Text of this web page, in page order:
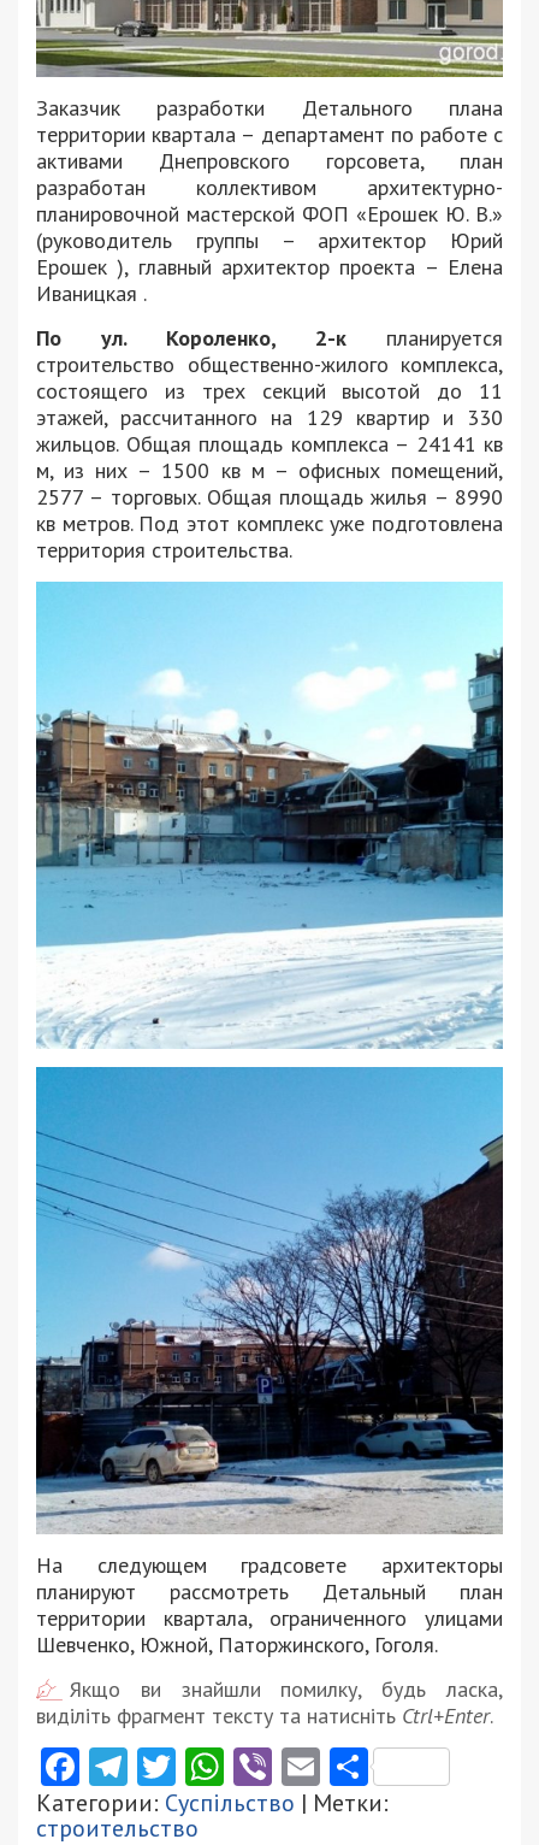
Заказчик разработки Детального плана
территории квартала – департамент по работе с
активами Днепровского горсовета, план
разработан коллективом архитектурно-
планировочной мастерской ФОП «Ерошек Ю. В.»
(руководитель группы – архитектор Юрий
Ерошек ), главный архитектор проекта – Елена
Иваницкая .
По ул. Короленко, 2-к планируется
строительство общественно-жилого комплекса,
состоящего из трех секций высотой до 11
этажей, рассчитанного на 129 квартир и 330
жильцов. Общая площадь комплекса – 24141 кв
м, из них – 1500 кв м – офисных помещений,
2577 – торговых. Общая площадь жилья – 8990
кв метров. Под этот комплекс уже подготовлена
территория строительства.
На следующем градсовете архитекторы
планируют рассмотреть Детальный план
территории квартала, ограниченного улицами
Шевченко, Южной, Паторжинского, Гоголя.
Якщо ви знайшли помилку, будь ласка,
виділіть фрагмент тексту та натисніть Ctrl+Enter.
Facebook
Telegram
Twitter
WhatsApp
ViberEmail
Категории: Суспільство | Метки:
строительство